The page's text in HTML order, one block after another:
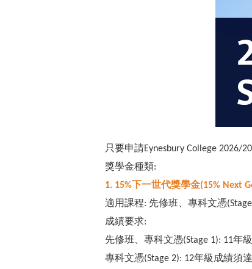
只要申請Eynesbury College 2026/
獎學金種類:
1. 15%下一世代獎學金(15% Next
適用課程: 先修班、專科文憑
成績要求:
先修班、專科文憑(Stage 1): 11年
專科文憑(Stage 2): 12年級成績須達